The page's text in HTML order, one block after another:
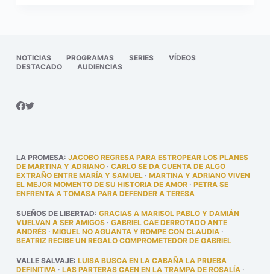
NOTICIAS PROGRAMAS SERIES
VÍDEOS
DESTACADO
AUDIENCIAS
LA PROMESA: JACOBO REGRESA PARA ESTROPEAR LOS PLANES
DE MARTINA Y ADRIANO· CARLO SE DA CUENTA DE ALGO
EXTRAÑO ENTRE MARÍA Y SAMUEL· MARTINA Y ADRIANO VIVEN
EL MEJOR MOMENTO DE SU HISTORIA DE AMOR· PETRA SE
ENFRENTA A TOMASA PARA DEFENDER A TERESA
SUEÑOS DE LIBERTAD: GRACIAS A MARISOL PABLO Y DAMIÁN
VUELVAN A SER AMIGOS· GABRIEL CAE DERROTADO ANTE
ANDRÉS· MIGUEL NO AGUANTA Y ROMPE CON CLAUDIA·
BEATRIZ RECIBE UN REGALO COMPROMETEDOR DE GABRIEL
VALLE SALVAJE: LUISA BUSCA EN LA CABAÑA LA PRUEBA
DEFINITIVA· LAS PARTERAS CAEN EN LA TRAMPA DE ROSALÍA·